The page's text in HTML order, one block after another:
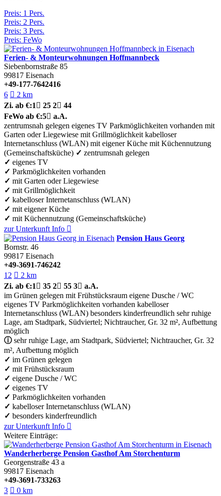
Preis: 1 Pers.
Preis: 2 Pers.
Preis: 3 Pers.
Preis: FeWo
Ferien- & Monteurwohnungen Hoffmannbeck
Siebenbornstraße 85
99817 Eisenach
+49-177-7642416
6  2 km
Zi. ab €:1  25 2 44
FeWo ab €:5 a.A.
zentrumsnah gelegen eigenes TV Parkmöglichkeiten vorhanden mit
Garten oder Liegewiese mit Grillmöglichkeit kabelloser
Internetanschluss (WLAN) mit eigener Küche mit Küchennutzung
(Gemeinschaftsküche) ✓ zentrumsnah gelegen
✓ eigenes TV
✓ Parkmöglichkeiten vorhanden
✓ mit Garten oder Liegewiese
✓ mit Grillmöglichkeit
✓ kabelloser Internetanschluss (WLAN)
✓ mit eigener Küche
✓ mit Küchennutzung (Gemeinschaftsküche)
zur Unterkunft Info 
Pension Haus Georg
Bornstr. 46
99817 Eisenach
+49-3691-746242
12  2 km
Zi. ab €:1  35 2 55 3 a.A.
im Grünen gelegen mit Frühstücksraum eigene Dusche / WC
eigenes TV Parkmöglichkeiten vorhanden kabelloser
Internetanschluss (WLAN) besonders kinderfreundlich sehr ruhige
Lage, am Stadtpark, Südviertel; Nichtraucher, Gr. 32 m², Aufbettung
möglich
ⓘsehr ruhige Lage, am Stadtpark, Südviertel; Nichtraucher, Gr. 32
m², Aufbettung möglich
✓ im Grünen gelegen
✓ mit Frühstücksraum
✓ eigene Dusche / WC
✓ eigenes TV
✓ Parkmöglichkeiten vorhanden
✓ kabelloser Internetanschluss (WLAN)
✓ besonders kinderfreundlich
zur Unterkunft Info 
Weitere Einträge:
Wanderherberge Pension Gasthof Am Storchenturm
Georgenstraße 43 a
99817 Eisenach
+49-3691-733263
3  0 km